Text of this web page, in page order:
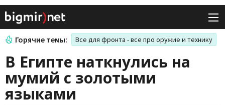
Горячие темы: Все для фронта - все про оружие и технику
В Египте наткнулись на
мумий с золотыми
языками